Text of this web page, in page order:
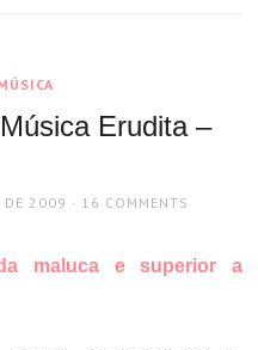
Erudita –
DE 2009 16 COMMENTS
maluca e superior a